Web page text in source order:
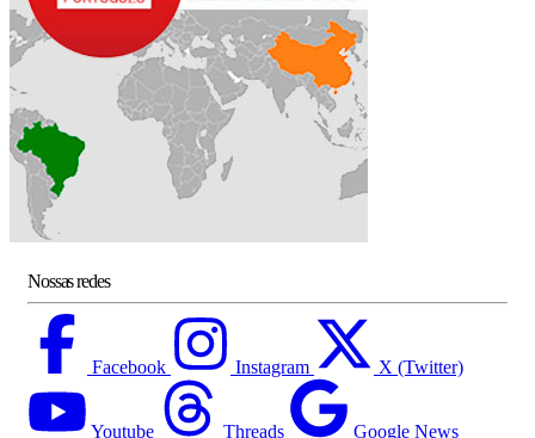
Nossas redes
Facebook Instagram X (Twitter)
Youtube Threads Google News